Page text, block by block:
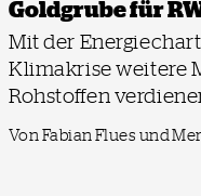
Goldgrube für
Mit der
Klimakrise weitere
Rohstoffen
Von Fabian Flues und